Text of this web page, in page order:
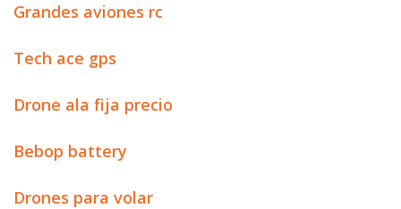
Grandes aviones rc
Tech ace gps
Drone ala fija precio
Bebop battery
Drones para volar